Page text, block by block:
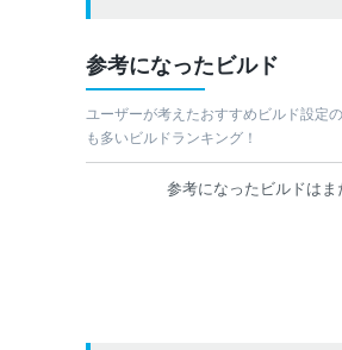
参考になったビルド
ユーザーが考えたおすすめビルド設定
も多いビルドランキング！
参考になったビルドはま